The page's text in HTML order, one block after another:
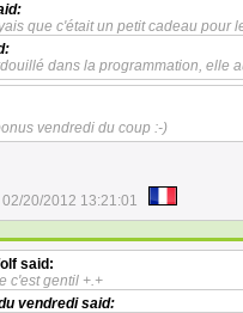
que c'était un petit cadeau pour
dans la programmation, elle
vendredi du coup :-)
02/20/2012 13:21:01
said:
c'est gentil +.+
vendredisaid: